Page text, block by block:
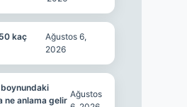
kaç
Ağustos 6,
2026
ne anlama gelir
Ağustos